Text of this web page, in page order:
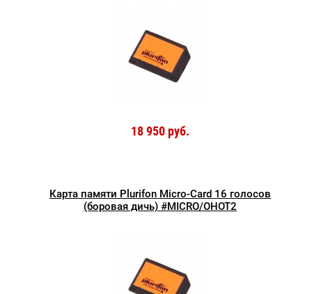
18 950 руб.
Карта памяти Plurifon Micro-Card 16 голосов
(боровая дичь) #MICRO/OHOT2